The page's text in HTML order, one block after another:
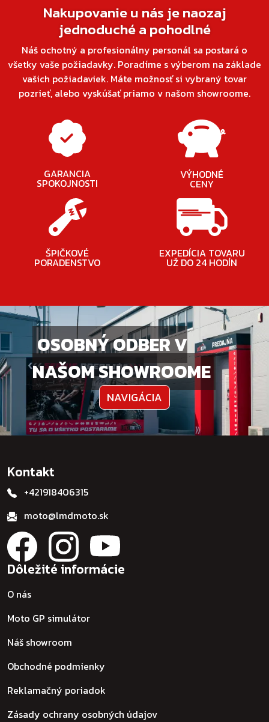
Nakupovanie u nás je naozaj
jednoduché a pohodlné
Náš ochotný a profesionálny personál sa postará o
všetky vaše požiadavky. Poradíme s výberom na základe
vašich požiadaviek. Máte možnosť si vybraný tovar
pozrieť, alebo vyskúšať priamo v našom showroome.
GARANCIA
SPOKOJNOSTI
VÝHODNÉ
CENY
ŠPIČKOVÉ
PORADENSTVO
EXPEDÍCIA TOVARU
UŽ DO 24 HODÍN
OSOBNÝ ODBER V
NAŠOM SHOWROOME
NAVIGÁCIA
Kontakt
+421918406315
moto@lmdmoto.sk
Dôležité informácie
O nás
Moto GP simulátor
Náš showroom
Obchodné podmienky
Reklamačný poriadok
Zásady ochrany osobných údajov